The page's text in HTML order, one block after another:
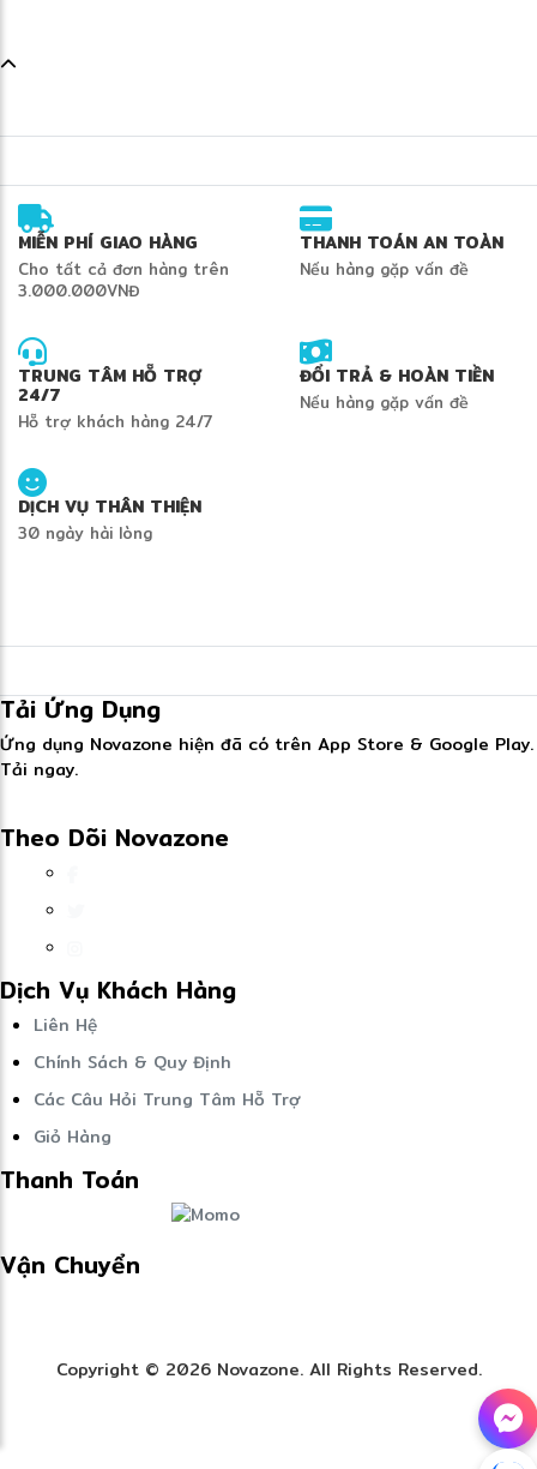
MIỄN PHÍ GIAO HÀNG
Cho tất cả đơn hàng trên
3.000.000VNĐ
THANH TOÁN AN TOÀN
Nếu hàng gặp vấn đề
TRUNG TÂM HỖ TRỢ
24/7
Hỗ trợ khách hàng 24/7
ĐỔI TRẢ & HOÀN TIỀN
Nếu hàng gặp vấn đề
DỊCH VỤ THÂN THIỆN
30 ngày hài lòng
Tải Ứng Dụng
Ứng dụng Novazone hiện đã có trên App Store & Google Play.
Tải ngay.
Theo Dõi Novazone
Dịch Vụ Khách Hàng
Liên Hệ
Chính Sách & Quy Định
Các Câu Hỏi Trung Tâm Hỗ Trợ
Giỏ Hàng
Thanh Toán
Vận Chuyển
Copyright © 2026 Novazone. All Rights Reserved.